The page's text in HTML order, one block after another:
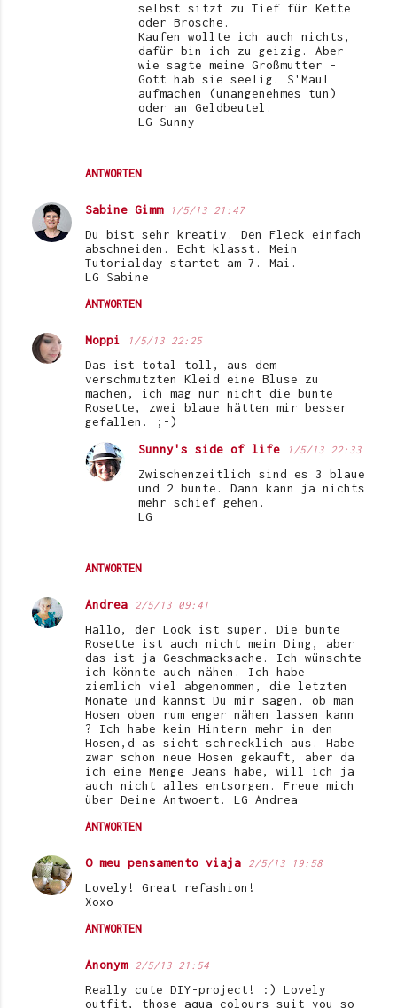
ANTWORTEN
selbst sitzt zu Tief für Kette
oder Brosche.
Kaufen wollte ich auch nichts,
dafür bin ich zu geizig. Aber
wie sagte meine Großmutter -
Gott hab sie seelig. S'Maul
aufmachen (unangenehmes tun)
oder an Geldbeutel.
LG Sunny
Sabine Gimm 1/5/13 21:47
Du bist sehr kreativ. Den Fleck einfach
abschneiden. Echt klasst. Mein
Tutorialday startet am 7. Mai.
LG Sabine
ANTWORTEN
Moppi 1/5/13 22:25
Das ist total toll, aus dem
verschmutzten Kleid eine Bluse zu
machen, ich mag nur nicht die bunte
Rosette, zwei blaue hätten mir besser
gefallen. ;-)
ANTWORTEN
Sunny's side of life 1/5/13 22:33
Zwischenzeitlich sind es 3 blaue
und 2 bunte. Dann kann ja nichts
mehr schief gehen.
LG
Andrea 2/5/13 09:41
Hallo, der Look ist super. Die bunte
Rosette ist auch nicht mein Ding, aber
das ist ja Geschmacksache. Ich wünschte
ich könnte auch nähen. Ich habe
ziemlich viel abgenommen, die letzten
Monate und kannst Du mir sagen, ob man
Hosen oben rum enger nähen lassen kann
? Ich habe kein Hintern mehr in den
Hosen,d as sieht schrecklich aus. Habe
zwar schon neue Hosen gekauft, aber da
ich eine Menge Jeans habe, will ich ja
auch nicht alles entsorgen. Freue mich
über Deine Antwoert. LG Andrea
ANTWORTEN
O meu pensamento viaja 2/5/13 19:58
Lovely! Great refashion!
Xoxo
ANTWORTEN
Anonym 2/5/13 21:54
Really cute DIY-project! :) Lovely
outfit, those aqua colours suit you so